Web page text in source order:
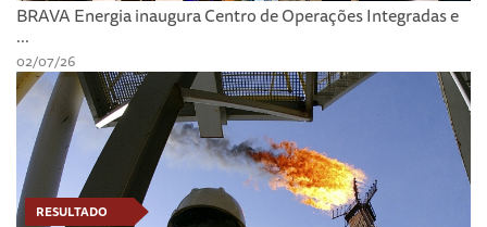
BRAVA Energia inaugura Centro de Operações Integradas e
...
02/07/26
RESULTADO